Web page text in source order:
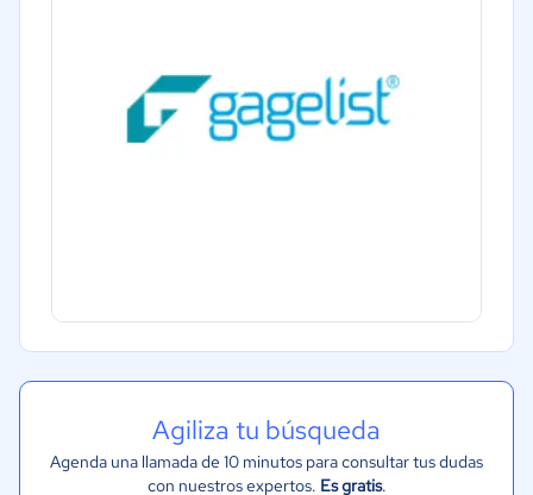
Agiliza tu búsqueda
Agenda una llamada de 10 minutos para consultar tus dudas
con nuestros expertos. Es gratis.